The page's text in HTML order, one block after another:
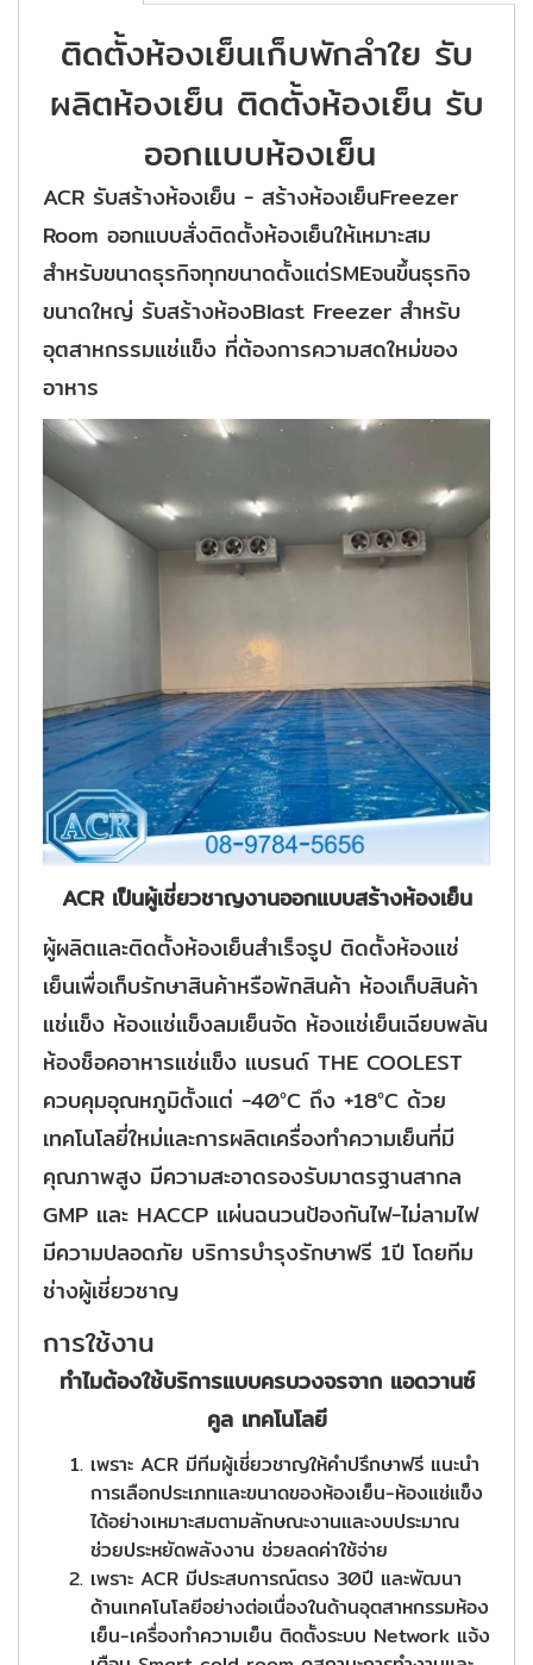
ติดตั้งห้องเย็นเก็บพักลำใย รับ
ผลิตห้องเย็น ติดตั้งห้องเย็น รับ
ออกแบบห้องเย็น
ACR รับสร้างห้องเย็น - สร้างห้องเย็นFreezer
Room ออกแบบสั่งติดตั้งห้องเย็นให้เหมาะสม
สำหรับขนาดธุรกิจทุกขนาดตั้งแต่SMEจนขึ้นธุรกิจ
ขนาดใหญ่ รับสร้างห้องBlast Freezer สำหรับ
อุตสาหกรรมแช่แข็ง ที่ต้องการความสดใหม่ของ
อาหาร
ACR เป็นผู้เชี่ยวชาญงานออกแบบสร้างห้องเย็น
ผู้ผลิตและติดตั้งห้องเย็นสำเร็จรูป ติดตั้งห้องแช่
เย็นเพื่อเก็บรักษาสินค้าหรือพักสินค้า ห้องเก็บสินค้า
แช่แข็ง ห้องแช่แข็งลมเย็นจัด ห้องแช่เย็นเฉียบพลัน
ห้องช็อคอาหารแช่แข็ง แบรนด์ THE COOLEST
ควบคุมอุณหภูมิตั้งแต่ -40°C ถึง +18°C ด้วย
เทคโนโลยี่ใหม่และการผลิตเครื่องทำความเย็นที่มี
คุณภาพสูง มีความสะอาดรองรับมาตรฐานสากล
GMP และ HACCP แผ่นฉนวนป้องกันไฟ-ไม่ลามไฟ
มีความปลอดภัย บริการบำรุงรักษาฟรี 1ปี โดยทีม
ช่างผู้เชี่ยวชาญ
การใช้งาน
ทำไมต้องใช้บริการแบบครบวงจรจาก แอดวานซ์
คูล เทคโนโลยี
เพราะ ACR มีทีมผู้เชี่ยวชาญให้คำปรึกษาฟรี แนะนำ
การเลือกประเภทและขนาดของห้องเย็น-ห้องแช่แข็ง
ได้อย่างเหมาะสมตามลักษณะงานและงบประมาณ
ช่วยประหยัดพลังงาน ช่วยลดค่าใช้จ่าย
เพราะ ACR มีประสบการณ์ตรง 30ปี และพัฒนา
ด้านเทคโนโลยีอย่างต่อเนื่องในด้านอุตสาหกรรมห้อง
เย็น-เครื่องทำความเย็น ติดตั้งระบบ Network แจ้ง